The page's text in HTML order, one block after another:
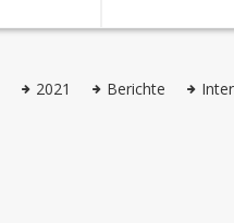
2021 Berichte